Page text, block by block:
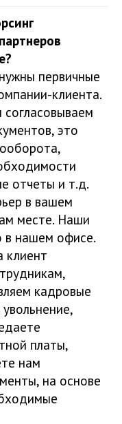
первичные
клиента.
это
отчеты и т.д.
в вашем
месте. Наши
в нашем офисе.
клиент
кадровые
платы,
нам
на основе